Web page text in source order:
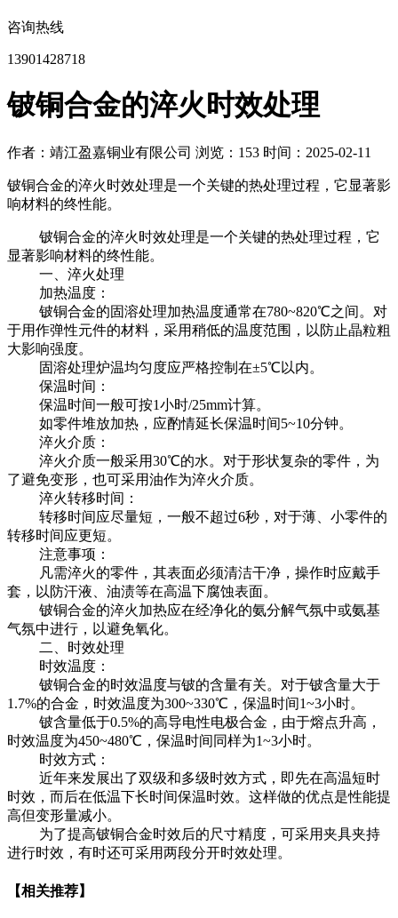
咨询热线
13901428718
铍铜合金的淬火时效处理
作者：靖江盈嘉铜业有限公司 浏览：153 时间：2025-02-11
铍铜合金的淬火时效处理是一个关键的热处理过程，它显著影
响材料的终性能。
铍铜合金的淬火时效处理是一个关键的热处理过程，它
显著影响材料的终性能。
一、淬火处理
加热温度：
铍铜合金的固溶处理加热温度通常在780~820℃之间。对
于用作弹性元件的材料，采用稍低的温度范围，以防止晶粒粗
大影响强度。
固溶处理炉温均匀度应严格控制在±5℃以内。
保温时间：
保温时间一般可按1小时/25mm计算。
如零件堆放加热，应酌情延长保温时间5~10分钟。
淬火介质：
淬火介质一般采用30℃的水。对于形状复杂的零件，为
了避免变形，也可采用油作为淬火介质。
淬火转移时间：
转移时间应尽量短，一般不超过6秒，对于薄、小零件的
转移时间应更短。
注意事项：
凡需淬火的零件，其表面必须清洁干净，操作时应戴手
套，以防汗液、油渍等在高温下腐蚀表面。
铍铜合金的淬火加热应在经净化的氨分解气氛中或氨基
气氛中进行，以避免氧化。
二、时效处理
时效温度：
铍铜合金的时效温度与铍的含量有关。对于铍含量大于
1.7%的合金，时效温度为300~330℃，保温时间1~3小时。
铍含量低于0.5%的高导电性电极合金，由于熔点升高，
时效温度为450~480℃，保温时间同样为1~3小时。
时效方式：
近年来发展出了双级和多级时效方式，即先在高温短时
时效，而后在低温下长时间保温时效。这样做的优点是性能提
高但变形量减小。
为了提高铍铜合金时效后的尺寸精度，可采用夹具夹持
进行时效，有时还可采用两段分开时效处理。
【相关推荐】